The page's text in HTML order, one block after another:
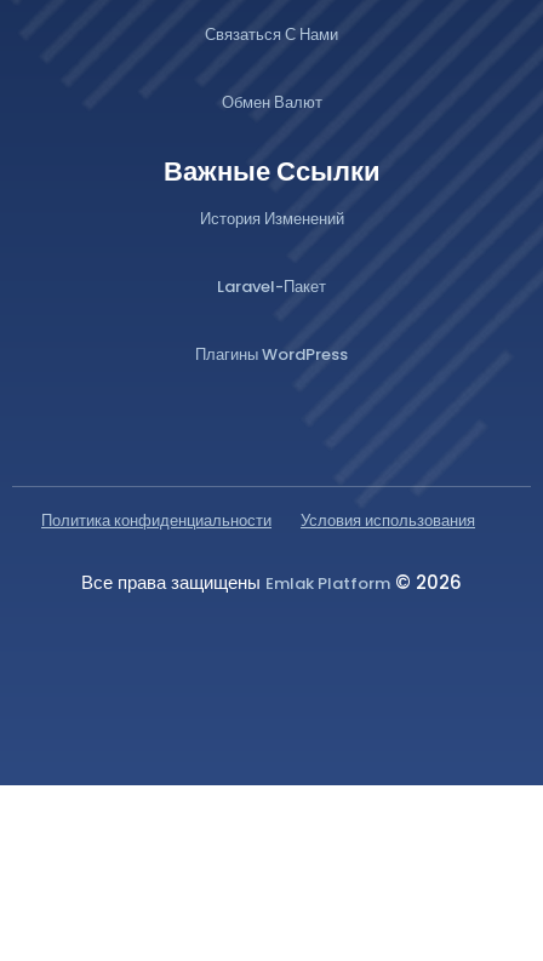
Связаться С Нами
Обмен Валют
Важные Ссылки
История Изменений
Laravel-Пакет
Плагины WordPress
Политика конфиденциальности Условия использования
Все права защищены Emlak Platform © 2026